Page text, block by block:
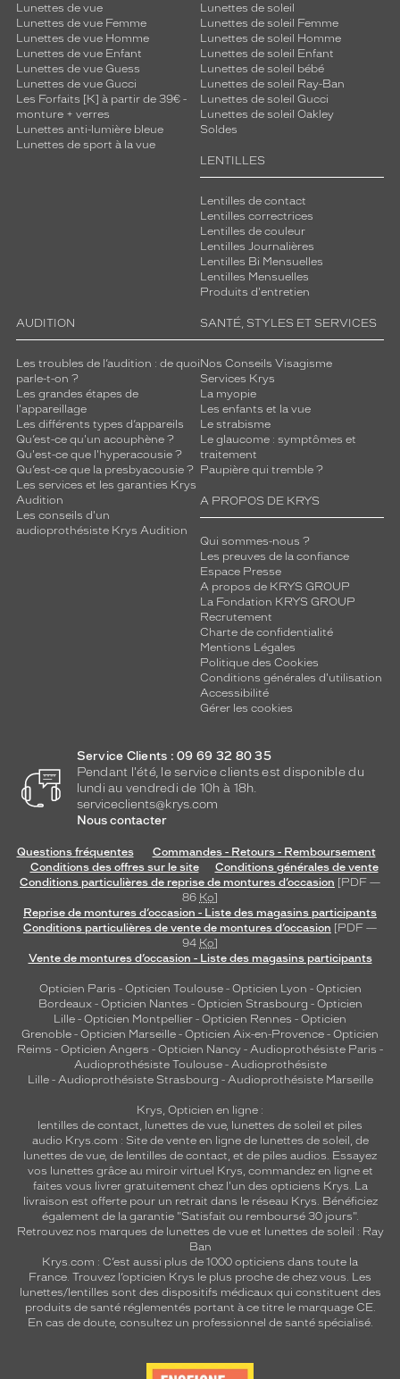
Lunettes de vue
Lunettes de vue Femme
Lunettes de vue Homme
Lunettes de vue Enfant
Lunettes de vue Guess
Lunettes de vue Gucci
Les Forfaits [K] à partir de 39€ -
monture + verres
Lunettes anti-lumière bleue
Lunettes de sport à la vue
Lunettes de soleil
Lunettes de soleil Femme
Lunettes de soleil Homme
Lunettes de soleil Enfant
Lunettes de soleil bébé
Lunettes de soleil Ray-Ban
Lunettes de soleil Gucci
Lunettes de soleil Oakley
Soldes
LENTILLES
Lentilles de contact
Lentilles correctrices
Lentilles de couleur
Lentilles Journalières
Lentilles Bi Mensuelles
Lentilles Mensuelles
Produits d'entretien
AUDITION
Les troubles de l’audition : de quoi
parle-t-on ?
Les grandes étapes de
l'appareillage
Les différents types d’appareils
Qu’est-ce qu'un acouphène ?
Qu'est-ce que l'hyperacousie ?
Qu’est-ce que la presbyacousie ?
Les services et les garanties Krys
Audition
Les conseils d'un
audioprothésiste Krys Audition
SANTÉ, STYLES ET SERVICES
Nos Conseils Visagisme
Services Krys
La myopie
Les enfants et la vue
Le strabisme
Le glaucome : symptômes et
traitement
Paupière qui tremble ?
A PROPOS DE KRYS
Qui sommes-nous ?
Les preuves de la confiance
Espace Presse
A propos de KRYS GROUP
La Fondation KRYS GROUP
Recrutement
Charte de confidentialité
Mentions Légales
Politique des Cookies
Conditions générales d'utilisation
Accessibilité
Gérer les cookies
Service Clients : 09 69 32 80 35
Pendant l'été, le service clients est disponible du
lundi au vendredi de 10h à 18h.
serviceclients@krys.com
Nous contacter
Questions fréquentes
Commandes - Retours - Remboursement
Conditions des offres sur le site
Conditions générales de vente
Conditions particulières de reprise de montures d’occasion [PDF —
86 Ko]
Reprise de montures d’occasion - Liste des magasins participants
Conditions particulières de vente de montures d’occasion [PDF —
94 Ko]
Vente de montures d’occasion - Liste des magasins participants
Opticien Paris - Opticien Toulouse- Opticien Lyon - Opticien
Bordeaux- Opticien Nantes - Opticien Strasbourg - Opticien
Lille - Opticien Montpellier - Opticien Rennes - Opticien
Grenoble - Opticien Marseille - Opticien Aix-en-Provence - Opticien
Reims - Opticien Angers - Opticien Nancy - Audioprothésiste Paris -
Audioprothésiste Toulouse- Audioprothésiste
Lille- Audioprothésiste Strasbourg - Audioprothésiste Marseille
Krys, Opticien en ligne :
lentilles de contact lunettes de vue, lunettes de soleil et piles
audio Krys.com : Site de vente en ligne de lunettes de soleil, de
lunettes de vue, de lentilles de contact , et de piles audios. Essayez
vos lunettes grâce au miroir virtuel Krys, commandez en ligne et
faites vous livrer gratuitement chez l'un des opticiens Krys. La
livraison est offerte pour un retrait dans le réseau Krys. Bénéficiez
également de la garantie "Satisfait ou remboursé 30 jours".
Retrouvez nos marques de lunettes de vue et lunettes de soleil : Ray
Ban
Krys.com : C’est aussi plus de 1000 opticiens dans toute la
France. Trouvez l’opticien Krys le plus proche de chez vous . Les
lunettes/lentilles sont des dispositifs médicaux qui constituent des
produits de santé réglementés portant à ce titre le marquage CE.
En cas de doute, consultez un professionnel de santé spécialisé.